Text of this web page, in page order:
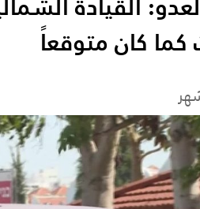
كما كان متوقعاً